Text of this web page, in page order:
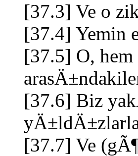
[37.3] Ve o
[37.4] Yemin
[37.5] O,
[37.6] Biz
[37.7] Ve